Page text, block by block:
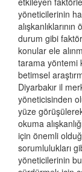
yöneticilerinin
durum gibi
konular ele
tarama yöntemi
betimsel
Diyarbakır il
yöneticisinden
yüze
okuma
için önemli
sorumlulukları
yöneticilerinin bu